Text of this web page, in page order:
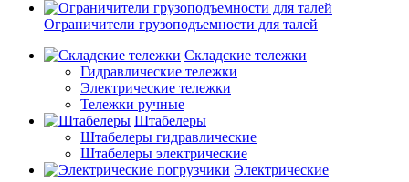
Ограничители грузоподъемности для талей
Складские тележки
Гидравлические тележки
Электрические тележки
Тележки ручные
Штабелеры
Штабелеры гидравлические
Штабелеры электрические
Электрические